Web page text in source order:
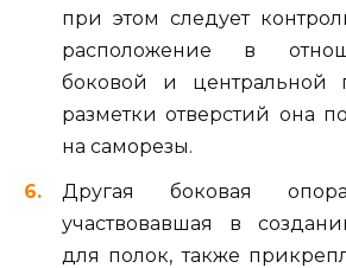
при этом следует
расположение в
боковой и центральной
разметки отверстий она
на саморезы.
Другая боковая
участвовавшая в
для полок, также